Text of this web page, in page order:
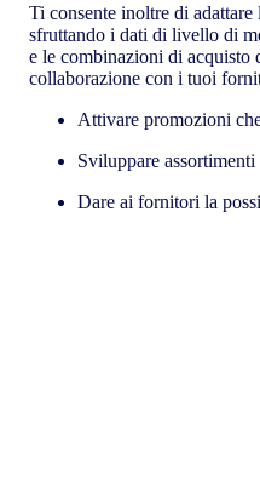
Ti consente inoltre di adattare
sfruttando i dati di livello di
e le combinazioni di acquisto
collaborazione con i tuoi
Attivare promozioni
Sviluppare
Dare ai fornitori la